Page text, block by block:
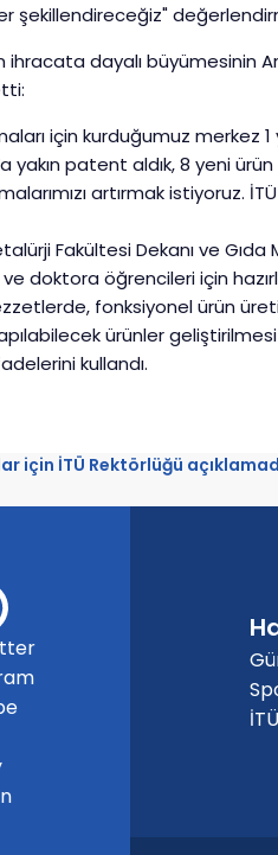
şekillendireceğiz"
ihracata dayalı büyümesinin
için kurduğumuz merkez
yakın patent aldık, 8 yeni
artırmak istiyoruz.
Fakültesi Dekanı ve
doktora öğrencileri için
fonksiyonel ürün
ürünler
kullandı.
için İTÜ Rektörlüğü